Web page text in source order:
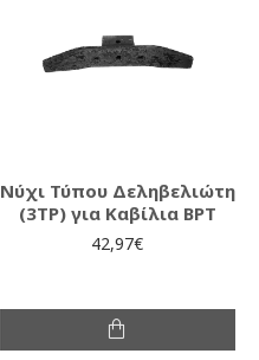
Νύχι Τύπου Δεληβελιώτη
(3ΤΡ) για Καβίλια BPT
42,97€